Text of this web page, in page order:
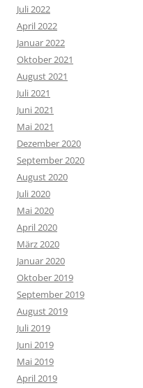
Juli 2022
April 2022
Januar 2022
Oktober 2021
August 2021
Juli 2021
Juni 2021
Mai 2021
Dezember 2020
September 2020
August 2020
Juli 2020
Mai 2020
April 2020
März 2020
Januar 2020
Oktober 2019
September 2019
August 2019
Juli 2019
Juni 2019
Mai 2019
April 2019